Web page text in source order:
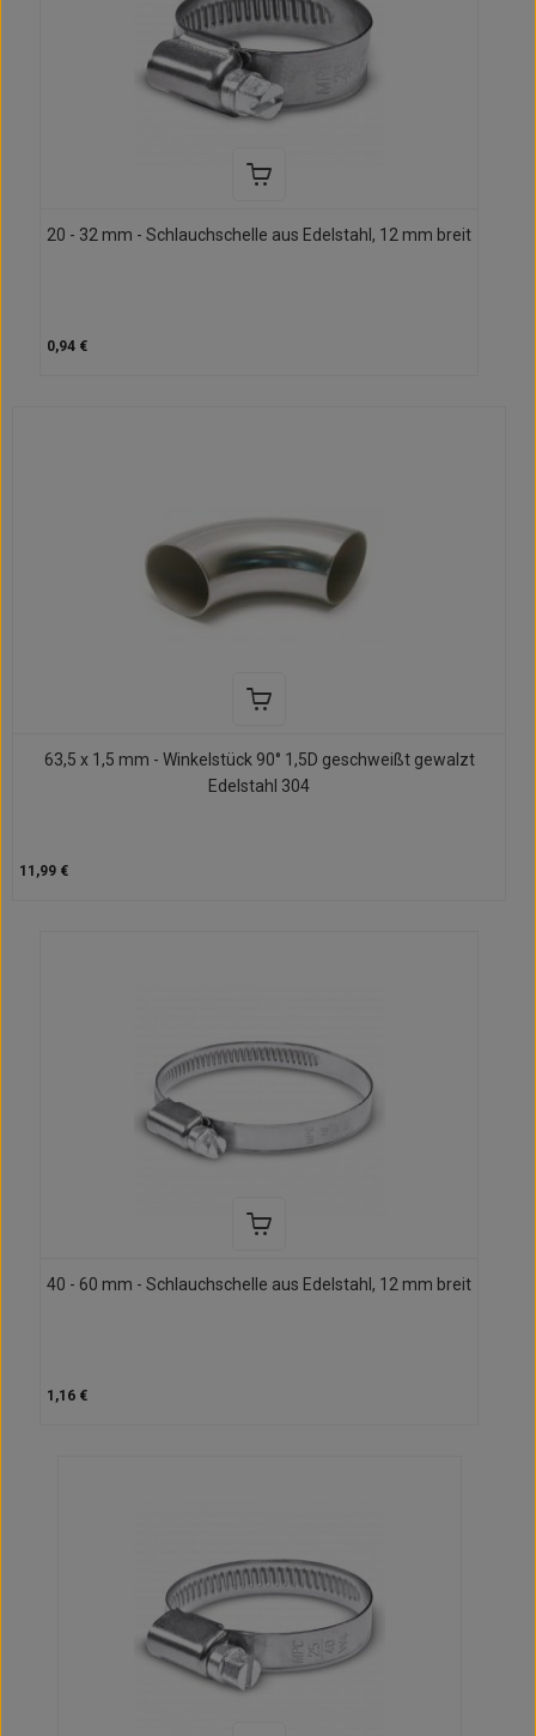
20 - 32 mm - Schlauchschelle aus Edelstahl, 12 mm breit
0,94 €
63,5 x 1,5 mm - Winkelstück 90° 1,5D geschweißt gewalzt
Edelstahl 304
11,99 €
40 - 60 mm - Schlauchschelle aus Edelstahl, 12 mm breit
1,16 €